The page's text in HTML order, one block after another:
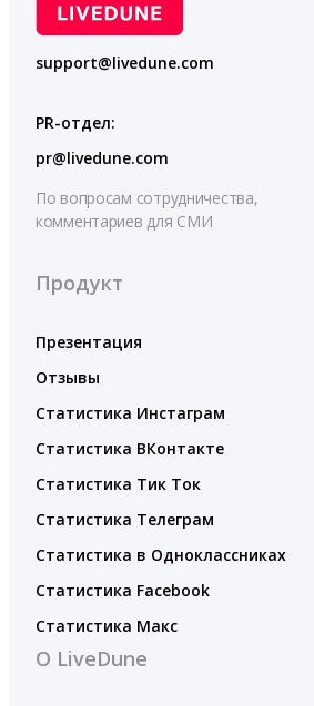
support@livedune.com
PR-отдел:
pr@livedune.com
По вопросам сотрудничества,
комментариев для СМИ
Продукт
Презентация
Отзывы
Статистика Инстаграм
Статистика ВКонтакте
Статистика Тик Ток
Статистика Телеграм
Статистика в Одноклассниках
Статистика Facebook
Статистика Макс
О LiveDune